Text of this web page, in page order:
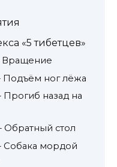
«5 тибетцев»
Вращение
ног лёжа
назад на
стол
мордой